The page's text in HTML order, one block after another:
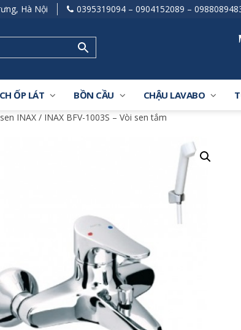
Hà Nội 0395319094 – 0904152089 –
ỐP LÁT BỒN CẦU CHẬU LAVABO
INAX / INAX BFV-1003S – Vòi sen tắm